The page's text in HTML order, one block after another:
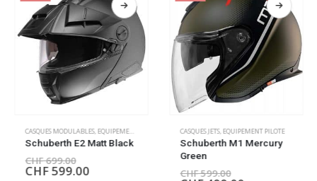
CASQUES MODULABLES,EQUIPEMENT PILOTE
Schuberth E2 Matt Black
CHF699.00
CHF599.00
CASQUES JETS,EQUIPEMENT PILOTE
Schuberth M1 Mercury
Green
CHF599.00